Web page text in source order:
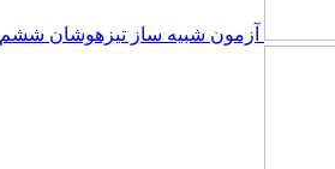
آزمون شبیه ساز تیزهوشان ششم